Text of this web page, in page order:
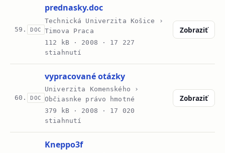
59. DOC
prednasky.doc
Technická Univerzita Košice ›
Timova Praca
112 kB · 2008 · 17 227
stiahnutí
Zobraziť
60. DOC
vypracované otázky
Univerzita Komenského ›
Občiasnke právo hmotné
379 kB · 2008 · 17 020
stiahnutí
Zobraziť
Kneppo3f